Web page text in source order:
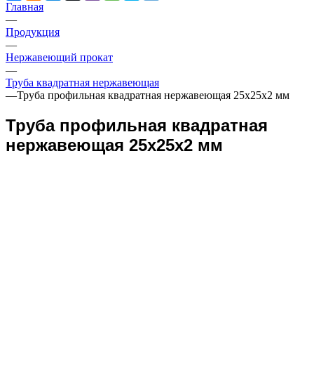
Главная
—
Продукция
—
Нержавеющий прокат
—
Труба квадратная нержавеющая
—Труба профильная квадратная нержавеющая 25х25х2 мм
Труба профильная квадратная
нержавеющая 25х25х2 мм